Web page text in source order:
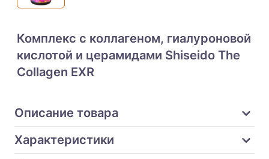
Комплекс с коллагеном, гиалуроновой
кислотой и церамидами Shiseido The
Collagen EXR
Описание товара
Характеристики